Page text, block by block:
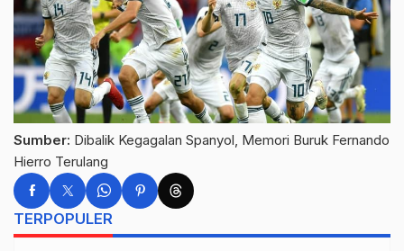
Sumber: Dibalik Kegagalan Spanyol, Memori Buruk Fernando
Hierro Terulang
TERPOPULER